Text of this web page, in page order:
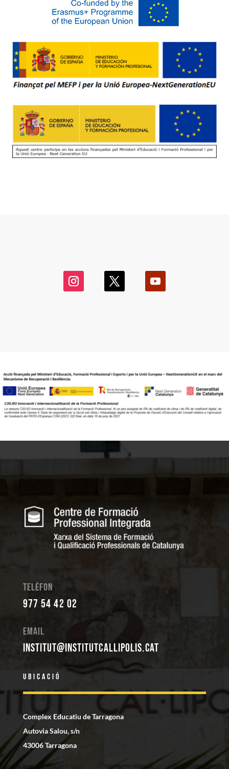
Telèfon
977 54 42 02
Email
institut@institutcallipolis.cat
Ubicació
Complex Educatiu de Tarragona
Autovia Salou, s/n
43006 Tarragona